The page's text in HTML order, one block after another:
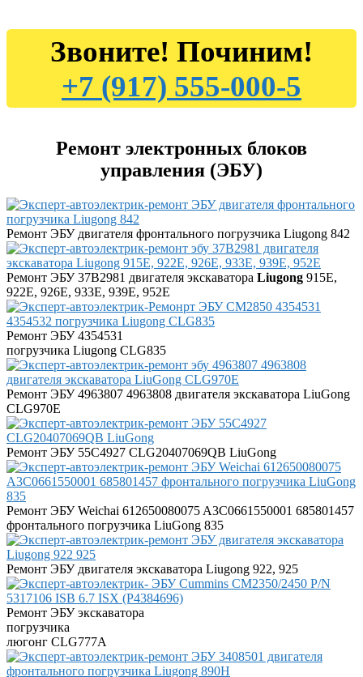
Звоните! Починим!
+7 (917) 555-000-5
Ремонт электронных блоков
управления (ЭБУ)
Ремонт ЭБУ двигателя фронтального погрузчика Liugong 842
Ремонт ЭБУ 37B2981 двигателя экскаватора Liugong 915E,
922E, 926E, 933E, 939E, 952E
Ремонт ЭБУ 4354531
погрузчика Liugong CLG835
Ремонт ЭБУ 4963807 4963808 двигателя экскаватора LiuGong
CLG970E
Ремонт ЭБУ 55C4927 CLG20407069QB LiuGong
Ремонт ЭБУ Weichai 612650080075 A3C0661550001 685801457
фронтального погрузчика LiuGong 835
Ремонт ЭБУ двигателя экскаватора Liugong 922, 925
Ремонт ЭБУ экскаватора
погрузчика
люгонг CLG777A